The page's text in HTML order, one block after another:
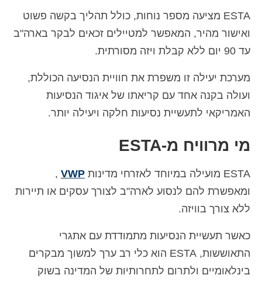
ESTA מציעה מספר נוחות, כולל תהליך בקשה פשוט
ואישור מהיר, המאפשר למטיילים זכאים לבקר בארה"ב
עד 90 יום ללא קבלת ויזה מסורתית.
מערכת יעילה זו משפרת את חוויית הנסיעה הכוללת,
ועולה בקנה אחד עם קריאתו של איגוד הנסיעות
האמריקאי לתעשיית נסיעות חלקה ויעילה יותר.
מי מרוויח מ-ESTA
ESTA מועילה במיוחד לאזרחי מדינות VWP
,
ומאפשרת להם לנסוע לארה"ב לצורך עסקים או תיירות
ללא צורך בוויזה.
כאשר תעשיית הנסיעות מתמודדת עם אתגרי
התאוששות, ESTA הוא כלי רב ערך למשוך מבקרים
בינלאומיים ולתרום לתחרותיות של המדינה בשוק